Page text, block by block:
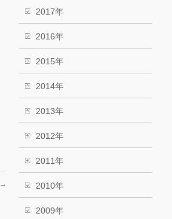
→
2017年
2016年
2015年
2014年
2013年
2012年
2011年
2010年
2009年